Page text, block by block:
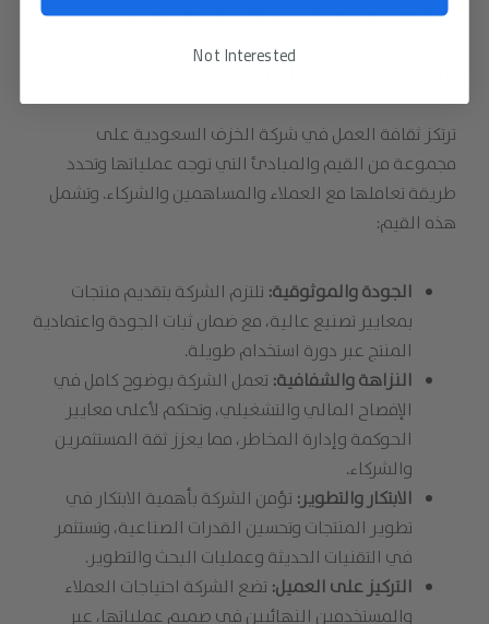
التنافسية وتحقيق تأثير اقتصادي إيجابي مستمر.
ترتكز ثقافة العمل في شركة الخزف السعودية على
مجموعة من القيم والمبادئ التي توجه عملياتها وتحدد
طريقة تعاملها مع العملاء والمساهمين والشركاء. وتشمل
هذه القيم:
الجودة والموثوقية: تلتزم الشركة بتقديم منتجات
بمعايير تصنيع عالية، مع ضمان ثبات الجودة واعتمادية
المنتج عبر دورة استخدام طويلة.
النزاهة والشفافية: تعمل الشركة بوضوح كامل في
الإفصاح المالي والتشغيلي، وتحتكم لأعلى معايير
الحوكمة وإدارة المخاطر، مما يعزز ثقة المستثمرين
والشركاء.
الابتكار والتطوير: تؤمن الشركة بأهمية الابتكار في
تطوير المنتجات وتحسين القدرات الصناعية، وتستثمر
في التقنيات الحديثة وعمليات البحث والتطوير.
التركيز على العميل: تضع الشركة احتياجات العملاء
والمستخدمين النهائيين في صميم عملياتها، عبر
Not Interested